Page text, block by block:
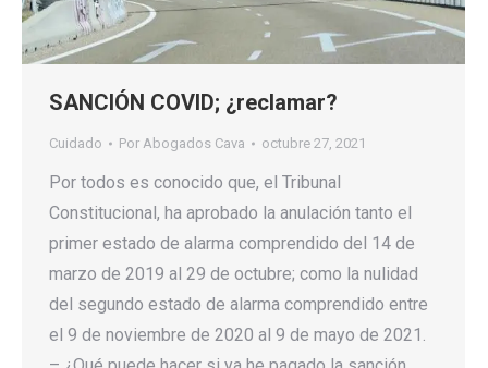
SANCIÓN COVID; ¿reclamar?
Cuidado Por Abogados Cava octubre 27, 2021
Por todos es conocido que, el Tribunal
Constitucional, ha aprobado la anulación tanto el
primer estado de alarma comprendido del 14 de
marzo de 2019 al 29 de octubre; como la nulidad
del segundo estado de alarma comprendido entre
el 9 de noviembre de 2020 al 9 de mayo de 2021.